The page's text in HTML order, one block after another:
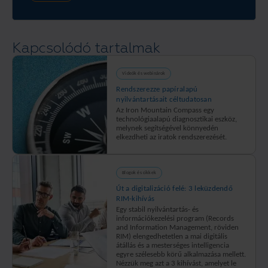
You’re faced with a multitude of industry-specific rules,
national laws and European regulations on corporate
bookkeeping and records conversion, retention and
maintenance. A records management programme determines
which records must be kept and for how long, in order to
remain compliant.
Improving efficiency and productivity
Poor record keeping and badly managed or non-integrated
systems mean costly delays when searching for misfiled
records and prevents timely meeting of e-discovery orders or
governmental subpoenas.
Safeguarding critical information
és
biztonságos
tárolási
felügyeleti
megoldásokat
szeretnének.
Magas
védelmi
szinttel
ellátott,
előírásoknak
megfelelő
létesítményekben
helyezzük
védelem
alá az
iratait.
megfeleljen
az Ön
igényeinek.
Kapcsolódó tartalmak
Videók és webinárok
Rendszerezze papíralapú
nyilvántartásait céltudatosan
Az Iron Mountain Compass egy
technológiaalapú diagnosztikai eszköz,
melynek segítségével könnyedén
elkezdheti az iratok rendszerezését.
Blogok és cikkek
Út a digitalizáció felé: 3 leküzdendő
RIM-kihívás
Egy stabil nyilvántartás- és
információkezelési program (Records
and Information Management, röviden
RIM) elengedhetetlen a mai digitális
átállás és a mesterséges intelligencia
egyre szélesebb körű alkalmazása mellett.
Nézzük meg azt a 3 kihívást, amelyet le